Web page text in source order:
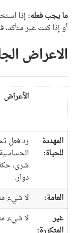
ما يجب فعله: إذا
أو إذا كنت غير متأكد،
الاعراض
الأعراض
المهددة
للحياة:
رد فعل
شرى،
دوار.
العامة:
لا شيء
غير
لا شيء